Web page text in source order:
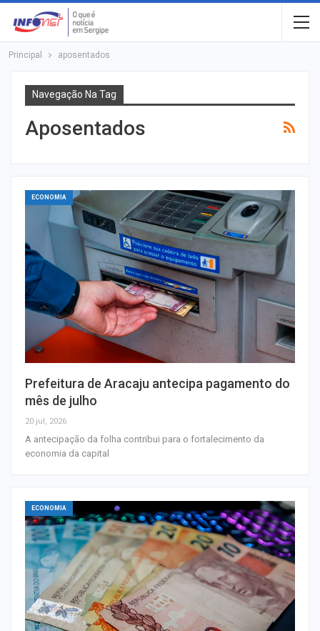
Principal aposentados
Navegação Na Tag
Aposentados
ECONOMIA
Prefeitura de Aracaju antecipa pagamento do
mês de julho
20 jul, 2026
A antecipação da folha contribui para o fortalecimento da
economia da capital
ECONOMIA